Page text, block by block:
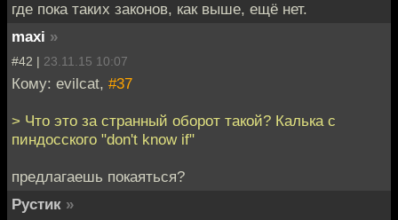
где пока таких законов, как выше, ещё нет.
maxi »
#42 | 23.11.15 10:07
Кому: evilcat, #37
> Что это за странный оборот такой? Калька с
пиндосского "don't know if"
предлагаешь покаяться?
Рустик »